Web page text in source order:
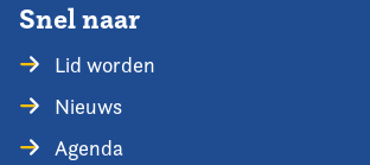
Snel naar
Lid worden
Nieuws
Agenda